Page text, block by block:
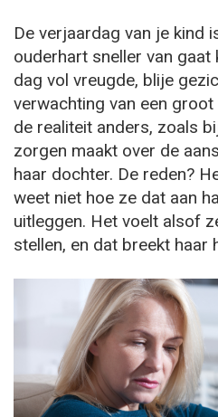
De verjaardag van je kind
ouderhart sneller van gaat
dag vol vreugde, blije
verwachting van een
de realiteit anders, zoals
zorgen maakt over de
haar dochter. De reden?
weet niet hoe ze dat aan
uitleggen. Het voelt alsof
stellen, en dat breekt haar